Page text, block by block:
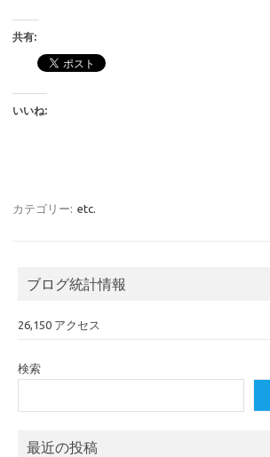
共有:
いいね:
カテゴリー: etc.
ブログ統計情報
26,150 アクセス
検索
最近の投稿